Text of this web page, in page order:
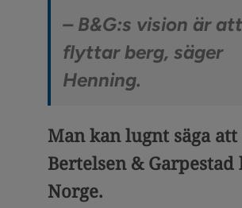
– B&G:s vision är
flyttar berg, säger
Henning.
Man kan lugnt säga att
Bertelsen & Garpestad
Norge.